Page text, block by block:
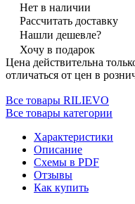
Нет в наличии
Рассчитать доставку
Нашли дешевле?
Хочу в подарок
Цена действительна
отличаться от цен в
Все товары RILIEVO
Все товары категории
Характеристики
Описание
Схемы в PDF
Отзывы
Как купить